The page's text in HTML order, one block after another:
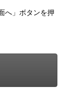
へ」ボタンを押